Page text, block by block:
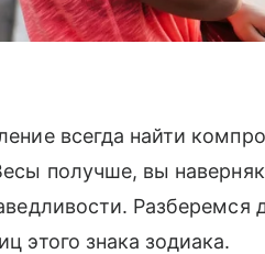
всегда найти
получше, вы
Разберемся
этого знака зодиака.